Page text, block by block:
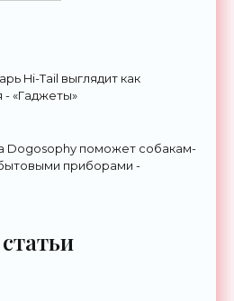
Hi-Tail выглядит как
«Гаджеты»
Dogosophy поможет собакам-
приборами -